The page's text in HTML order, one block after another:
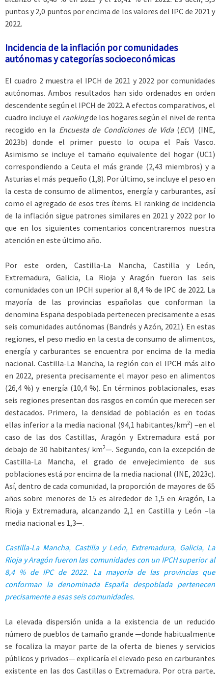
puntos y 2,0 puntos por encima de los valores del IPC de 2021 y
2022.
Incidencia de la inflación por comunidades
autónomas y categorías socioeconómicas
El cuadro 2 muestra el IPCH de 2021 y 2022 por comunidades
autónomas. Ambos resultados han sido ordenados en orden
descendente según el IPCH de 2022. A efectos comparativos, el
cuadro incluye el rankingde los hogares según el nivel de renta
recogido en la Encuesta de Condiciones de Vida (ECV) (INE,
2023b) donde el primer puesto lo ocupa el País Vasco.
Asimismo se incluye el tamaño equivalente del hogar (UC1)
correspondiendo a Ceuta el más grande (2,43 miembros) y a
Asturias el más pequeño (1,8). Por último, se incluye el peso en
la cesta de consumo de alimentos, energía y carburantes, así
como el agregado de esos tres ítems. El ranking de incidencia
de la inflación sigue patrones similares en 2021 y 2022 por lo
que en los siguientes comentarios concentraremos nuestra
atención en este último año.
Por este orden, Castilla-La Mancha, Castilla y León,
Extremadura, Galicia, La Rioja y Aragón fueron las seis
comunidades con un IPCH superior al 8,4 % de IPC de 2022. La
mayoría de las provincias españolas que conforman la
denomina España despoblada pertenecen precisamente a esas
seis comunidades autónomas (Bandrés y Azón, 2021). En estas
regiones, el peso medio en la cesta de consumo de alimentos,
energía y carburantes se encuentra por encima de la media
nacional. Castilla-La Mancha, la región con el IPCH más alto
en 2022, presenta precisamente el mayor peso en alimentos
(26,4 %) y energía (10,4 %). En términos poblacionales, esas
seis regiones presentan dos rasgos en común que merecen ser
destacados. Primero, la densidad de población es en todas
ellas inferior a la media nacional (94,1 habitantes/km2) –en el
caso de las dos Castillas, Aragón y Extremadura está por
debajo de 30 habitantes/ km2—. Segundo, con la excepción de
Castilla-La Mancha, el grado de envejecimiento de sus
poblaciones está por encima de la media nacional (INE, 2023c).
Así, dentro de cada comunidad, la proporción de mayores de 65
años sobre menores de 15 es alrededor de 1,5 en Aragón, La
Rioja y Extremadura, alcanzando 2,1 en Castilla y León –la
media nacional es 1,3—.
Castilla-La Mancha, Castilla y León, Extremadura, Galicia, La
Rioja y Aragón fueron las comunidades con un IPCH superior al
8,4 % de IPC de 2022. La mayoría de las provincias que
conforman la denominada España despoblada pertenecen
precisamente a esas seis comunidades.
La elevada dispersión unida a la existencia de un reducido
número de pueblos de tamaño grande —donde habitualmente
se focaliza la mayor parte de la oferta de bienes y servicios
públicos y privados— explicaría el elevado peso en carburantes
existente en las dos Castillas o Extremadura. Por otra parte,